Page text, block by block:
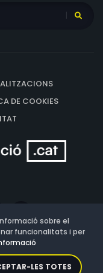
DE COOKIES
sobre el
funcionalitats i per
LES TOTES